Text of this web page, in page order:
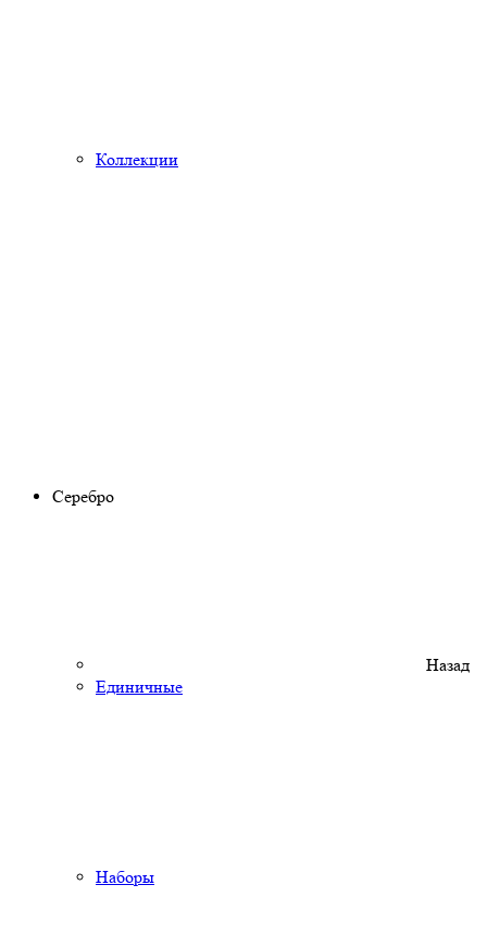
Коллекции
Серебро
Назад
Единичные
Наборы